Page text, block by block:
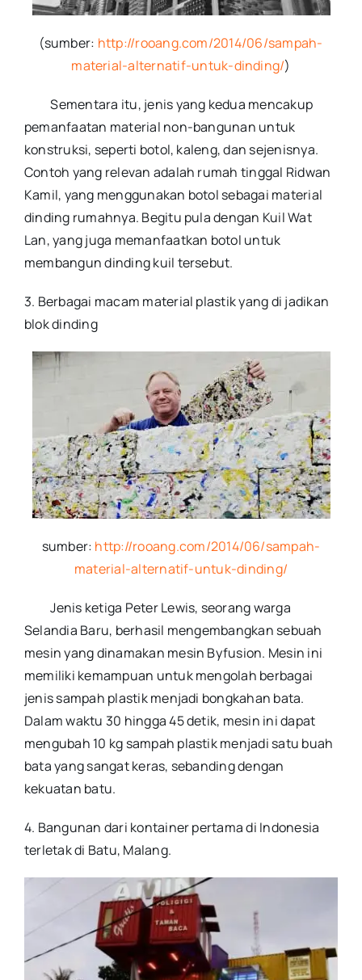
(sumber: http://rooang.com/2014/06/sampah-
material-alternatif-untuk-dinding/)
Sementara itu, jenis yang kedua mencakup
pemanfaatan material non-bangunan untuk
konstruksi, seperti botol, kaleng, dan sejenisnya.
Contoh yang relevan adalah rumah tinggal Ridwan
Kamil, yang menggunakan botol sebagai material
dinding rumahnya. Begitu pula dengan Kuil Wat
Lan, yang juga memanfaatkan botol untuk
membangun dinding kuil tersebut.
3. Berbagai macam material plastik yang di jadikan
blok dinding
sumber: http://rooang.com/2014/06/sampah-
material-alternatif-untuk-dinding/
Jenis ketiga Peter Lewis, seorang warga
Selandia Baru, berhasil mengembangkan sebuah
mesin yang dinamakan mesin Byfusion. Mesin ini
memiliki kemampuan untuk mengolah berbagai
jenis sampah plastik menjadi bongkahan bata.
Dalam waktu 30 hingga 45 detik, mesin ini dapat
mengubah 10 kg sampah plastik menjadi satu buah
bata yang sangat keras, sebanding dengan
kekuatan batu.
4. Bangunan dari kontainer pertama di Indonesia
terletak di Batu, Malang.